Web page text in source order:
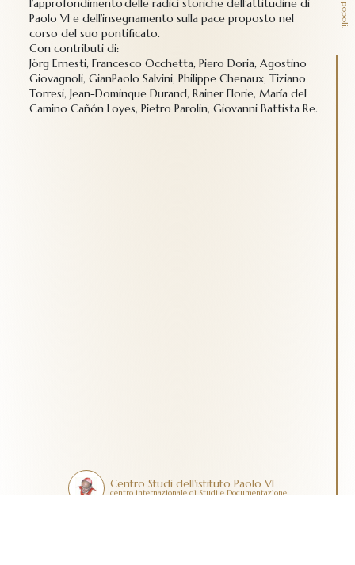
l’approfondimento delle radici storiche dell’attitudine di
Paolo VI e dell’insegnamento sulla pace proposto nel
corso del suo pontificato.
Con contributi di:
Jörg Ernesti, Francesco Occhetta, Piero Doria, Agostino
Giovagnoli, GianPaolo Salvini, Philippe Chenaux, Tiziano
Torresi, Jean-Dominque Durand, Rainer Florie, María del
Camino Cañón Loyes, Pietro Parolin, Giovanni Battista Re.
Centro Studi dell'istituto Paolo VI
centro internazionale di Studi e Documentazione